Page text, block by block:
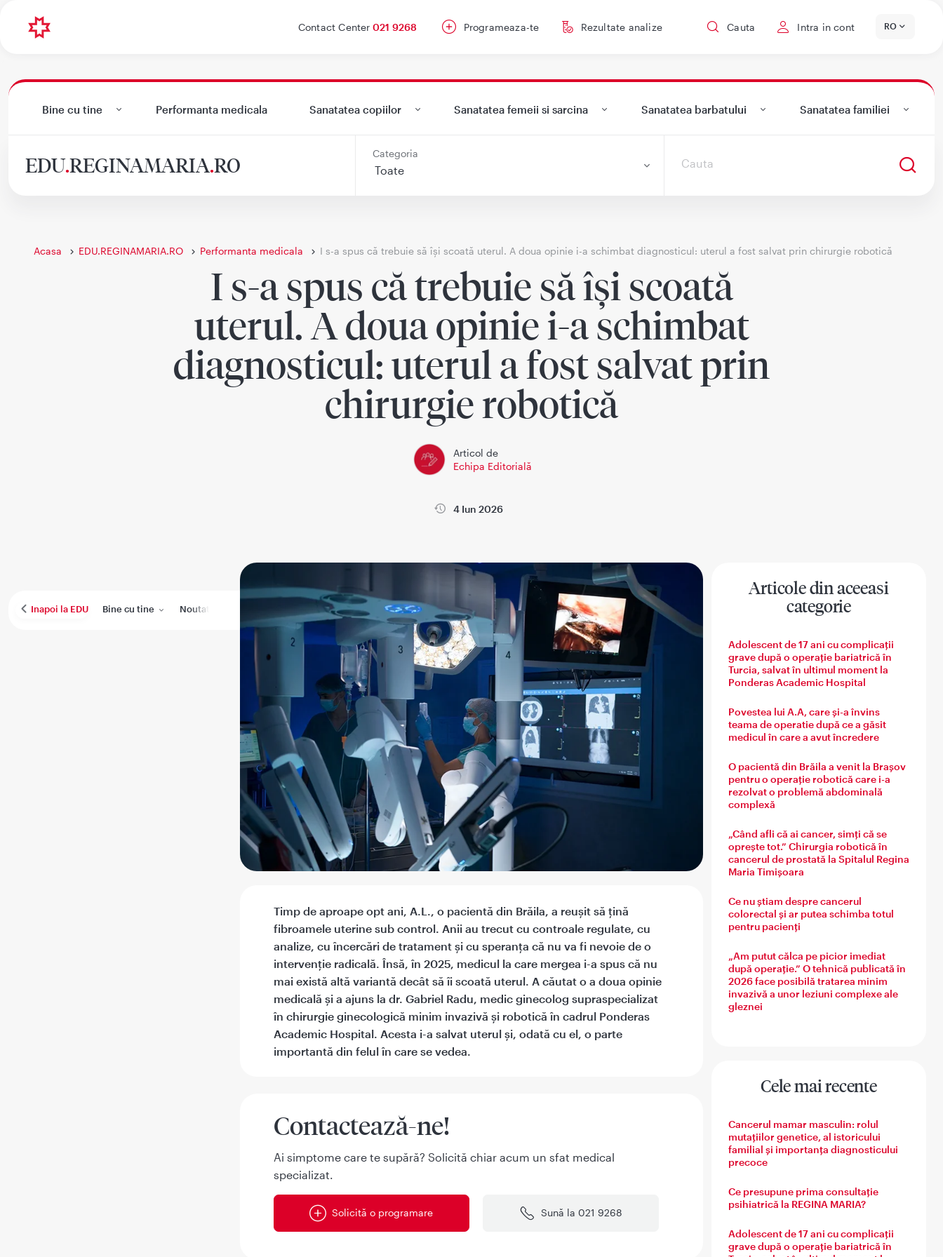
Contact Center 021 9268 Programeaza-te Rezultate analize Cauta Intra in cont RO
Bine cu tine Performanta medicala Sanatatea copiilor Sanatatea femeii si sarcina Sanatatea barbatului Sanatatea familiei
EDU.REGINAMARIA.RO Categoria
Acasa EDU.REGINAMARIA.RO Performanta medicala I s-a spus că trebuie să își scoată uterul. A doua opinie i-a schimbat diagnosticul: uterul a fost salvat prin chirurgie robotică
I s-a spus că trebuie să își scoată
uterul. A doua opinie i-a schimbat
diagnosticul: uterul a fost salvat prin
chirurgie robotică
Articol de
Echipa Editorială
4 Iun 2026
Inapoi la EDU Bine cu tine Noutati Performanta medicala Wikimedica Sanatatea copiilor Sanatatea femeii si sarcina Sanatatea barbatului Sanatatea familiei
Timp de aproape opt ani, A.L., o pacientă din Brăila, a reușit să țină
fibroamele uterine sub control. Anii au trecut cu controale regulate, cu
analize, cu încercări de tratament și cu speranța că nu va fi nevoie de o
intervenție radicală. Însă, în 2025, medicul la care mergea i-a spus că nu
mai există altă variantă decât să îi scoată uterul. A căutat o a doua opinie
medicală și a ajuns la dr. Gabriel Radu, medic ginecolog supraspecializat
în chirurgie ginecologică minim invazivă și robotică în cadrul Ponderas
Academic Hospital. Acesta i-a salvat uterul și, odată cu el, o parte
importantă din felul în care se vedea.
Contactează-ne!
Ai simptome care te supără? Solicită chiar acum un sfat medical
specializat.
Solicită o programare Sună la 021 9268
Articole din aceeasi
categorie
Adolescent de 17 ani cu complicații
grave după o operație bariatrică în
Turcia, salvat în ultimul moment la
Ponderas Academic Hospital
Povestea lui A.A, care și-a învins
teama de operatie după ce a găsit
medicul în care a avut încredere
O pacientă din Brăila a venit la Brașov
pentru o operație robotică care i-a
rezolvat o problemă abdominală
complexă
„Când afli că ai cancer, simți că se
oprește tot.” Chirurgia robotică în
cancerul de prostată la Spitalul Regina
Maria Timișoara
Ce nu știam despre cancerul
colorectal și ar putea schimba totul
pentru pacienți
„Am putut călca pe picior imediat
după operație.” O tehnică publicată în
2026 face posibilă tratarea minim
invazivă a unor leziuni complexe ale
gleznei
Cele mai recente
Cancerul mamar masculin: rolul
mutațiilor genetice, al istoricului
familial și importanța diagnosticului
precoce
Ce presupune prima consultație
psihiatrică la REGINA MARIA?
Adolescent de 17 ani cu complicații
grave după o operație bariatrică în